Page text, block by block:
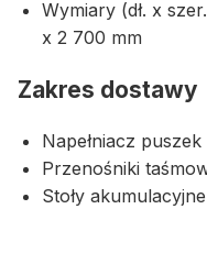
Wymiary (dł. x
x 2 700 mm
Zakres dostawy
Napełniacz puszek
Przenośniki
Stoły akumulacyjne